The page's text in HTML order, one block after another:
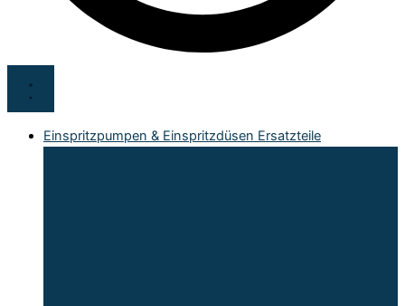
Einspritzpumpen & Einspritzdüsen Ersatzteile